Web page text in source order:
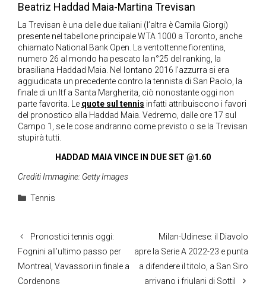
Beatriz Haddad Maia-Martina Trevisan
La Trevisan è una delle due italiani (l’altra è Camila Giorgi)
presente nel tabellone principale WTA 1000 a Toronto, anche
chiamato National Bank Open. La ventottenne fiorentina,
numero 26 al mondo ha pescato la n°25 del ranking, la
brasiliana Haddad Maia. Nel lontano 2016 l’azzurra si era
aggiudicata un precedente contro la tennista di San Paolo, la
finale di un Itf a Santa Margherita, ciò nonostante oggi non
parte favorita. Le quote sul tennis infatti attribuiscono i favori
del pronostico alla Haddad Maia. Vedremo, dalle ore 17 sul
Campo 1, se le cose andranno come previsto o se la Trevisan
stupirà tutti.
HADDAD MAIA VINCE IN DUE SET @1.60
CreditiImmagine: Getty Images
Categorie
Tennis
Pronostici tennis oggi:
Fognini all’ultimo passo per
Montreal, Vavassori in finale a
Cordenons
Milan-Udinese: il Diavolo
apre la Serie A 2022-23 e punta
a difendere il titolo, a San Siro
arrivano i friulani di Sottil